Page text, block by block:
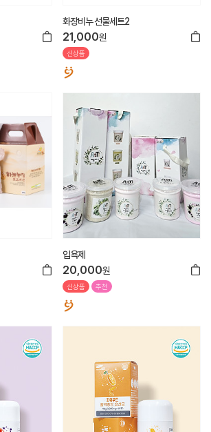
화장비누 선물세트2
21,000원
신상품
입욕제
20,000원
신상품 추천